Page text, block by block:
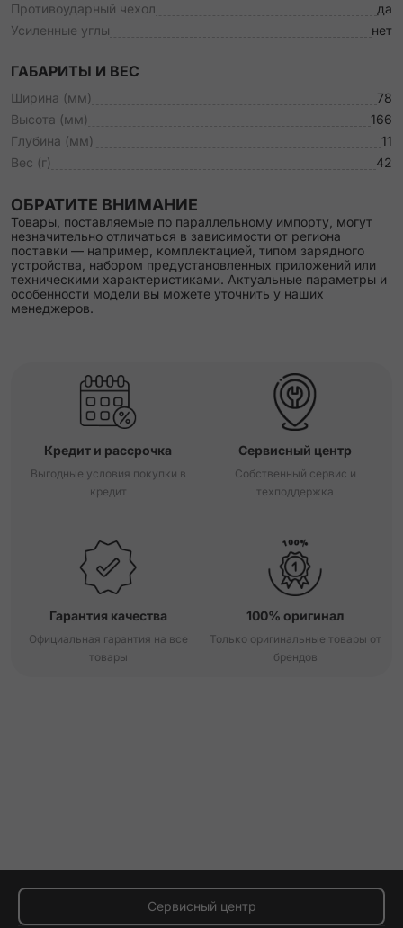
Противоударный чехол
да
Усиленные углы
нет
ГАБАРИТЫ И ВЕС
Ширина (мм)
78
Высота (мм)
166
Глубина (мм)
11
Вес (г)
42
ОБРАТИТЕ ВНИМАНИЕ
Товары, поставляемые по параллельному импорту, могут
незначительно отличаться в зависимости от региона
поставки — например, комплектацией, типом зарядного
устройства, набором предустановленных приложений или
техническими характеристиками. Актуальные параметры и
особенности модели вы можете уточнить у наших
менеджеров.
Кредит и рассрочка
Выгодные условия покупки в
кредит
Сервисный центр
Собственный сервис и
техподдержка
Гарантия качества
Официальная гарантия на все
товары
100% оригинал
Только оригинальные товары от
брендов
Сервисный центр